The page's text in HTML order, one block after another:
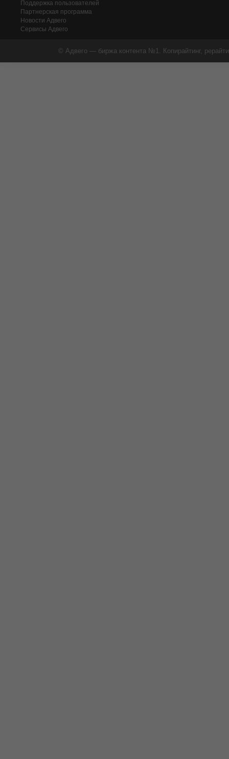
Поддержка пользователей
Партнерская программа
Новости Адвего
Сервисы Адвего
© Адвего — биржа контента №1. Копирайтинг,